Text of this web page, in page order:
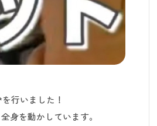
行いました！
身を動かしています。